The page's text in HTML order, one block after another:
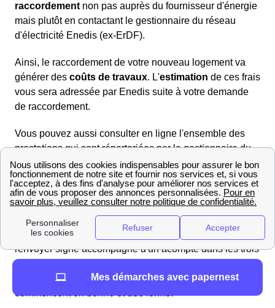
raccordement non pas auprès du fournisseur d'énergie
mais plutôt en contactant le gestionnaire du réseau
d'électricité Enedis (ex-ErDF).
Ainsi, le raccordement de votre nouveau logement va
générer des coûts de travaux. L'estimation de ces frais
vous sera adressée par Enedis suite à votre demande
de raccordement.
Vous pouvez aussi consulter en ligne l'ensemble des
prestations qui sont répertoriées par le gestionnaire du
réseau à Foissiat.
De plus, vous avez la possibilité de vérifier si votre
dossier est complet en consultant les documents
demandés pour raccorder votre logement le Foissiati.
Enedis vous fera une proposition financière qu'il faudra
renvoyer signé accompagné d'un acompte dans les trois
mois suivants l'offre. Ainsi, la dernière étape est de fixer
une date et une tranche d'heure pour que les travaux
commencent en bonne et due forme.
Mes démarches avec papernest